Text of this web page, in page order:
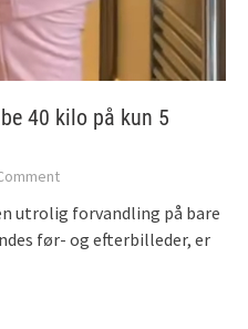
40 kilo på kun 5
utrolig forvandling på bare
før- og efterbilleder, er